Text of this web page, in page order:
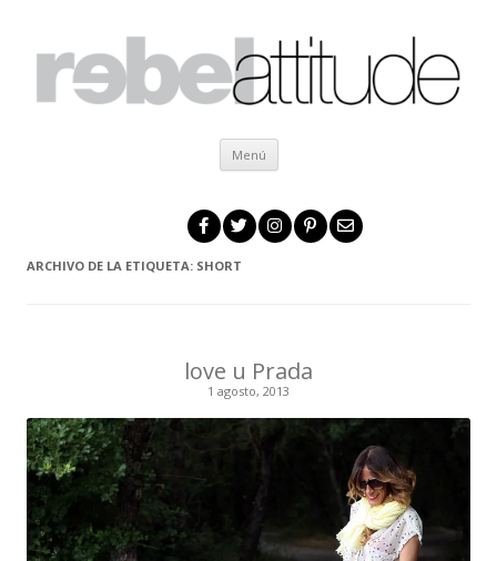
Menú Ir al contenido
ARCHIVO DE LA ETIQUETA: SHORT
love u Prada
1 agosto, 2013